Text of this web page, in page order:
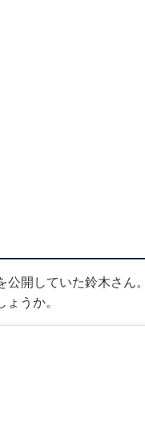
開していた鈴木さん
うか。